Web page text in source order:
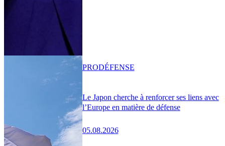
Le Japon cherche à renforcer ses liens avec
l’Europe en matière de défense
05.08.2026
PRODÉFENSE